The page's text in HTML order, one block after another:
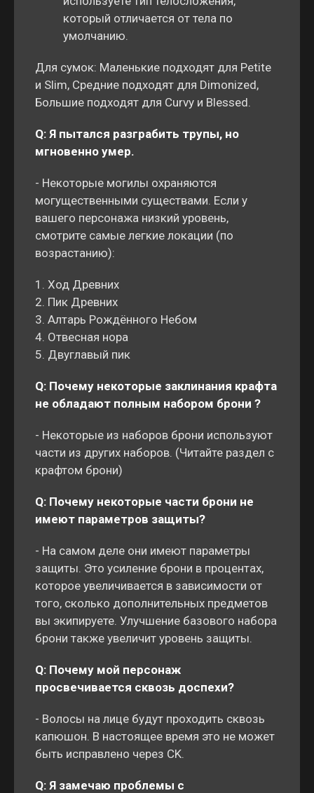
который отличается от тела по
умолчанию.
Для сумок: Маленькие подходят для Petite
и Slim, Средние подходят для Dimonized,
Большие подходят для Curvy и Blessed.
Q: Я пытался разграбить трупы, но
мгновенно умер.
- Некоторые могилы охраняются
могущественными существами. Если у
вашего персонажа низкий уровень,
смотрите самые легкие локации (по
возрастанию):
1. Ход Древних
2. Пик Древних
3. Алтарь Рождённого Небом
4. Отвесная нора
5. Двуглавый пик
Q: Почему некоторые заклинания крафта
не обладают полным набором брони ?
- Некоторые из наборов брони используют
части из других наборов. (Читайте раздел с
крафтом брони)
Q: Почему некоторые части брони не
имеют параметров защиты?
- На самом деле они имеют параметры
защиты. Это усиление брони в процентах,
которое увеличивается в зависимости от
того, сколько дополнительных предметов
вы экипируете. Улучшение базового набора
брони также увеличит уровень защиты.
Q: Почему мой персонаж
просвечивается сквозь доспехи?
- Волосы на лице будут проходить сквозь
капюшон. В настоящее время это не может
быть исправлено через CK.
Q: Я замечаю проблемы с